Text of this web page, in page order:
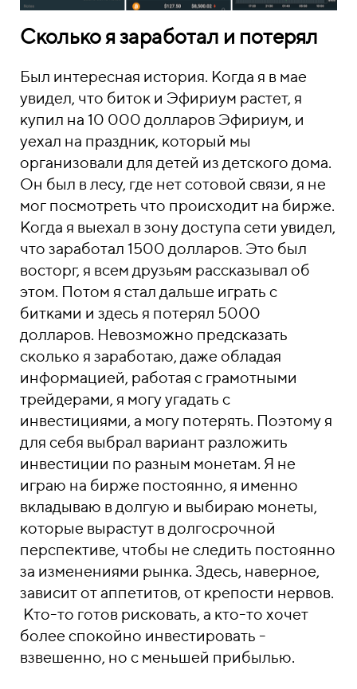
Сколько я заработал и потерял
Был интересная история. Когда я в мае
увидел, что биток и Эфириум растет, я
купил на 10 000 долларов Эфириум, и
уехал на праздник, который мы
организовали для детей из детского дома.
Он был в лесу, где нет сотовой связи, я не
мог посмотреть что происходит на бирже.
Когда я выехал в зону доступа сети увидел,
что заработал 1500 долларов. Это был
восторг, я всем друзьям рассказывал об
этом. Потом я стал дальше играть с
битками и здесь я потерял 5000
долларов. Невозможно предсказать
сколько я заработаю, даже обладая
информацией, работая с грамотными
трейдерами, я могу угадать с
инвестициями, а могу потерять. Поэтому я
для себя выбрал вариант разложить
инвестиции по разным монетам. Я не
играю на бирже постоянно, я именно
вкладываю в долгую и выбираю монеты,
которые вырастут в долгосрочной
перспективе, чтобы не следить постоянно
за изменениями рынка. Здесь, наверное,
зависит от аппетитов, от крепости нервов.
Кто-то готов рисковать, а кто-то хочет
более спокойно инвестировать -
взвешенно, но с меньшей прибылью.